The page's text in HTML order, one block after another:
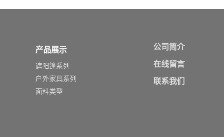
产品展示
遮阳篷系列
户外家具系列
面料类型
公司简介
在线留言
联系我们